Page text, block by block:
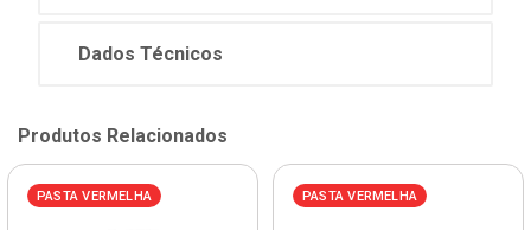
Dados Técnicos
Produtos Relacionados
PASTA VERMELHA PASTA VERMELHA